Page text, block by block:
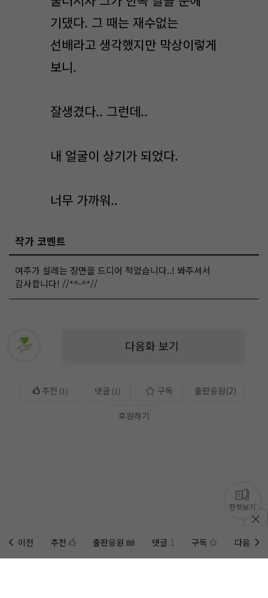
기댔다. 그 때는 재수없는
선배라고 생각했지만 막상이렇게
보니.
잘생겼다.. 그런데..
내 얼굴이 상기가 되었다.
너무 가까워..
작가 코멘트
여주가 설레는 장면을 드디어 적었습니다..! 봐주셔서
감사합니다! //*^-^*//
다음화 보기
추천 (1) 댓글 (1) 구독 출판응원(2)
후원하기
이전 추천 출판응원 댓글 1 구독 다음
한컷보기
홈에미노벨 웹추가하기 미노벨 앱설치하기